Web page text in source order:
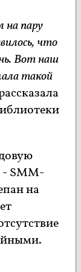
на пару
что
Вот наш
такой
- SMM-
на